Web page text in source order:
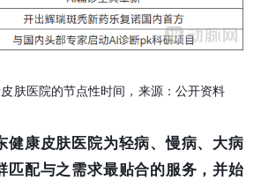
肤医院的节点性时间，来源：公开资料
健康皮肤医院为轻病、慢病、大病
匹配与之需求最贴合的服务，并始